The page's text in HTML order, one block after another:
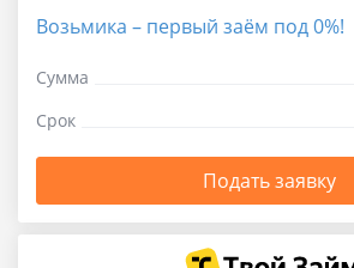
Возьмика – первый заём под 0%!
Сумма
Срок
Подать заявку